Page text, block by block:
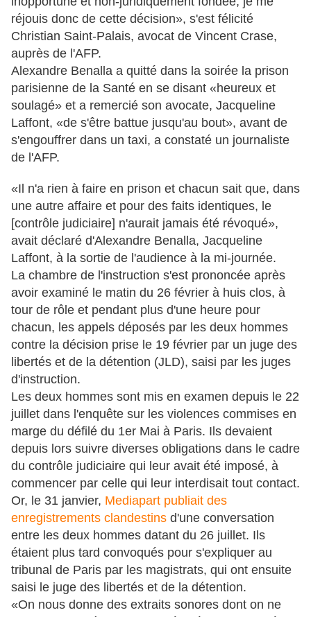
réjouis donc de cette décision», s'est félicité
Christian Saint-Palais, avocat de Vincent Crase,
auprès de l'AFP.
Alexandre Benalla a quitté dans la soirée la prison
parisienne de la Santé en se disant «heureux et
soulagé» et a remercié son avocate, Jacqueline
Laffont, «de s'être battue jusqu'au bout», avant de
s'engouffrer dans un taxi, a constaté un journaliste
de l'AFP.
«Il n'a rien à faire en prison et chacun sait que, dans
une autre affaire et pour des faits identiques, le
[contrôle judiciaire] n'aurait jamais été révoqué»,
avait déclaré d'Alexandre Benalla, Jacqueline
Laffont, à la sortie de l'audience à la mi-journée.
La chambre de l'instruction s'est prononcée après
avoir examiné le matin du 26 février à huis clos, à
tour de rôle et pendant plus d'une heure pour
chacun, les appels déposés par les deux hommes
contre la décision prise le 19 février par un juge des
libertés et de la détention (JLD), saisi par les juges
d'instruction.
Les deux hommes sont mis en examen depuis le 22
juillet dans l'enquête sur les violences commises en
marge du défilé du 1er Mai à Paris. Ils devaient
depuis lors suivre diverses obligations dans le cadre
du contrôle judiciaire qui leur avait été imposé, à
commencer par celle qui leur interdisait tout contact.
Or, le 31 janvier, Mediapart publiait des
enregistrements clandestins d'une conversation
entre les deux hommes datant du 26 juillet. Ils
étaient plus tard convoqués pour s'expliquer au
tribunal de Paris par les magistrats, qui ont ensuite
saisi le juge des libertés et de la détention.
«On nous donne des extraits sonores dont on ne